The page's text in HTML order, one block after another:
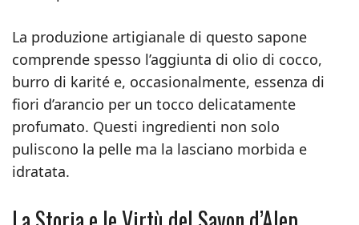
La produzione artigianale di questo sapone
comprende spesso l’aggiunta di olio di cocco,
burro di karité e, occasionalmente, essenza di
fiori d’arancio per un tocco delicatamente
profumato. Questi ingredienti non solo
puliscono la pelle ma la lasciano morbida e
idratata.